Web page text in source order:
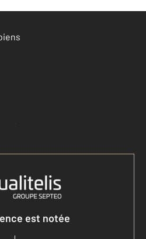
à mon compte
est notée